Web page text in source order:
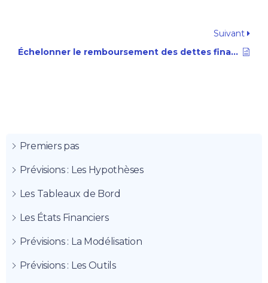
Premiers pas
Prévisions : Les Hypothèses
Les Tableaux de Bord
Les États Financiers
Prévisions : La Modélisation
Prévisions : Les Outils
Suivant
Échelonner le remboursement des dettes financières